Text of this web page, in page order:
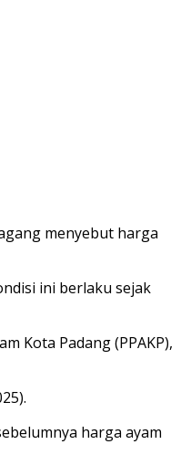
menyebut harga
ini berlaku sejak
Kota Padang (PPAKP),
harga ayam